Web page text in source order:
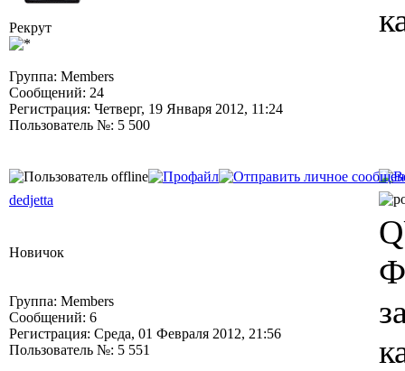
Рекрут
Группа: Members
Сообщений: 24
Регистрация: Четверг, 19 Января 2012, 11:24
Пользователь №: 5 500
dedjetta
Новичок
Группа: Members
Сообщений: 6
Регистрация: Среда, 01 Февраля 2012, 21:56
Пользователь №: 5 551